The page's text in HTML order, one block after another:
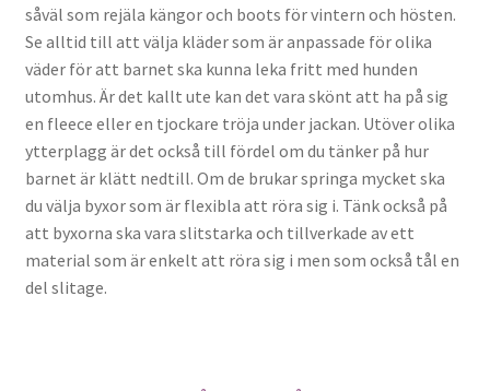
såväl som rejäla kängor och boots för vintern och hösten.
Se alltid till att välja kläder som är anpassade för olika
väder för att barnet ska kunna leka fritt med hunden
utomhus. Är det kallt ute kan det vara skönt att ha på sig
en fleece eller en tjockare tröja under jackan. Utöver olika
ytterplagg är det också till fördel om du tänker på hur
barnet är klätt nedtill. Om de brukar springa mycket ska
du välja byxor som är flexibla att röra sig i. Tänk också på
att byxorna ska vara slitstarka och tillverkade av ett
material som är enkelt att röra sig i men som också tål en
del slitage.